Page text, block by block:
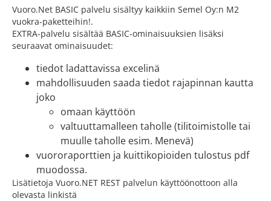
Vuoro.Net BASIC palvelu sisältyy kaikkiin Semel Oy:n M2
vuokra-paketteihin!.
EXTRA-palvelu sisältää BASIC-ominaisuuksien lisäksi
seuraavat ominaisuudet:
tiedot ladattavissa excelinä
mahdollisuuden saada tiedot rajapinnan kautta
joko
omaan käyttöön
valtuuttamalleen taholle (tilitoimistolle tai
muulle taholle esim. Menevä)
vuororaporttien ja kuittikopioiden tulostus pdf
muodossa.
Lisätietoja Vuoro.NET REST palvelun käyttöönottoon alla
olevasta linkistä